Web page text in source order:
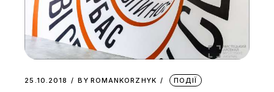
25.10.2018 BY ROMANKORZHYK ПОДІЇ